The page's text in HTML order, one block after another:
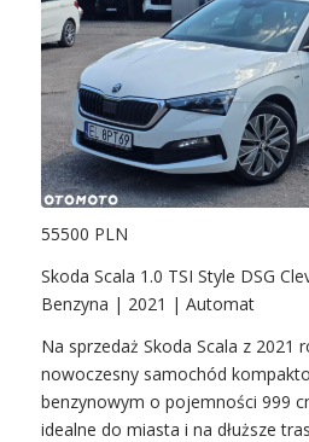
55500 PLN
Skoda Scala 1.0 TSI Style DSG
Benzyna | 2021 | Automat
Na sprzedaż Skoda Scala z 2021
nowoczesny samochód
benzynowym o pojemności 999
idealne do miasta i na dłuższe